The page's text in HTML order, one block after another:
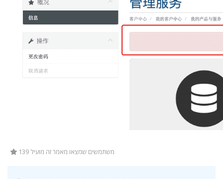
139 משתמשים שמצאו מאמר זה מועיל